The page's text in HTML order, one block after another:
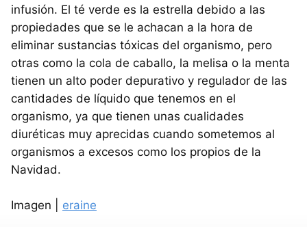
infusión. El té verde es la estrella debido a las
propiedades que se le achacan a la hora de
eliminar sustancias tóxicas del organismo, pero
otras como la cola de caballo, la melisa o la menta
tienen un alto poder depurativo y regulador de las
cantidades de líquido que tenemos en el
organismo, ya que tienen unas cualidades
diuréticas muy aprecidas cuando sometemos al
organismos a excesos como los propios de la
Navidad.
Imagen | eraine